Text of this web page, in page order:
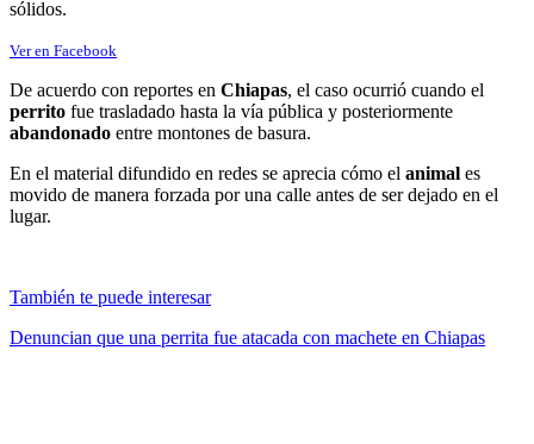
sólidos.
Ver en Facebook
De acuerdo con reportes en Chiapas, el caso ocurrió cuando el
perrito fue trasladado hasta la vía pública y posteriormente
abandonado entre montones de basura.
En el material difundido en redes se aprecia cómo el animal es
movido de manera forzada por una calle antes de ser dejado en el
lugar.
También te puede interesar
Denuncian que una perrita fue atacada con machete en Chiapas